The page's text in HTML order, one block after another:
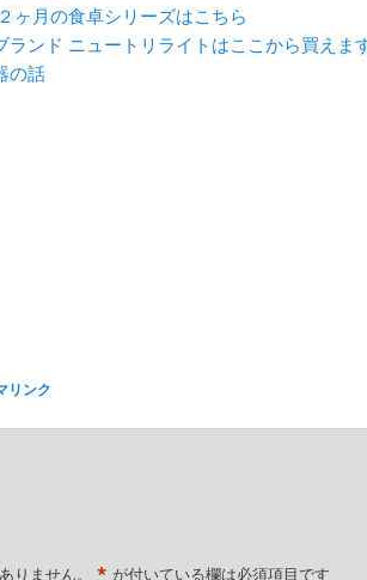
ヶ月の食卓シリーズはこちら
ランド ニュートリライトはここから買えま
の話
リンク
りません。 が付いている欄は必須項目です